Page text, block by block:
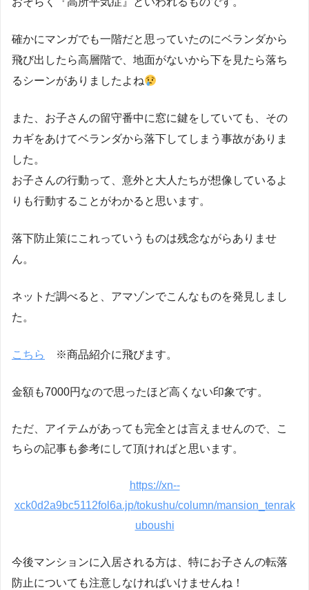
確かにマンガでも一階だと思っていたのにベランダから
飛び出したら高層階で、地面がないから下を見たら落ち
るシーンがありましたよね
また、お子さんの留守番中に窓に鍵をしていても、その
カギをあけてベランダから落下してしまう事故がありま
した。
お子さんの行動って、意外と大人たちが想像しているよ
りも行動することがわかると思います。
落下防止策にこれっていうものは残念ながらありませ
ん。
ネットだ調べると、アマゾンでこんなものを発見しまし
た。
こちら ※商品紹介に飛びます。
金額も7000円なので思ったほど高くない印象です。
ただ、アイテムがあっても完全とは言えませんので、こ
ちらの記事も参考にして頂ければと思います。
https://xn--
xck0d2a9bc5112fol6a.jp/tokushu/column/mansion_tenrak
uboushi
今後マンションに入居される方は、特にお子さんの転落
防止についても注意しなければいけませんね！